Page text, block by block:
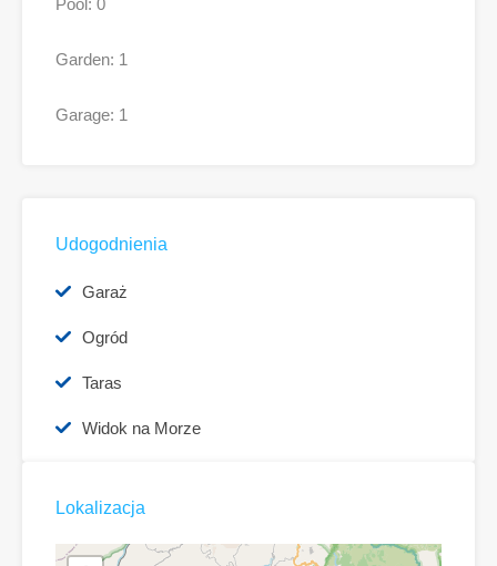
Pool: 0
Garden: 1
Garage: 1
Udogodnienia
Garaż
Ogród
Taras
Widok na Morze
Lokalizacja